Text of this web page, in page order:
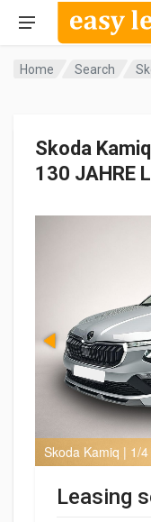
Home Search
Skoda Kamiq | 1/4
Leasing
Skoda
130 JAHRE